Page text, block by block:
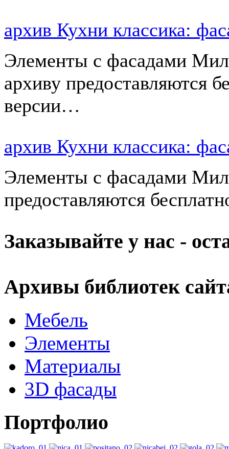
архив Кухни классика:
Элементы с фасадами
архиву предоставляются
версии…
архив Кухни классика:
Элементы с фасадами
предоставляются
Заказывайте у нас -
Архивы библиотек
Мебель
Элементы
Материалы
3D фасады
Портфолио